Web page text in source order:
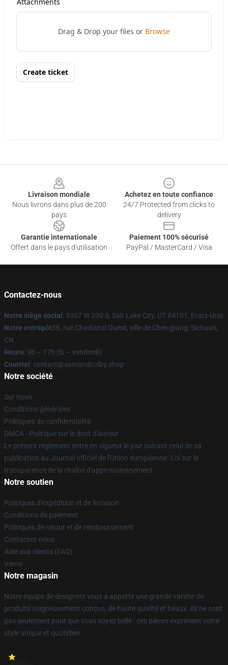
Livraison mondiale
Nous livrons dans plus de 200
pays
Achetez en toute confiance
24/7 Protected from clicks to
delivery
Garantie internationale
Offert dans le pays d'utilisation
Paiement 100% sécurisé
PayPal / MasterCard / Visa
Contactez-nous
Notre siège social : 5307 W 200 S, Salt Lake City, UT 84101, États-Unis
Notre entrepôt36, rue Chadianzi Ouest, ville de Chengjiang, Sichuan,
CN
Heure: 9h – 17h (lu – vendredi)
Courriel : contact@samandcolby.shop
Notre société
Sur nous
Conditions générales
Politiques de confidentialité
DMCA - Politique sur le droit d'auteur
Le présent règlement entre en vigueur le jour suivant celui de sa
publication au Journal officiel de l'Union européenne. Loi sur la
transparence de la chaîne d'approvisionnement
Notre soutien
Politiques d'expédition et de livraison
Conditions de paiement
Politiques de retour et de remboursement
Contactez-nous
Aide aux clients (FAQ)
Vente
Notre magasin
Notre équipe de designers vous a apporté une grande variété de
produits soigneusement conçus, de haute qualité et beaux. Ils ne sont
pas seulement pour que vous soyez belle : ces pièces expriment votre
style unique et quotidien.